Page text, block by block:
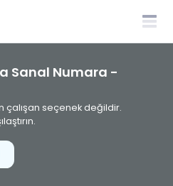
Sanal Numara -
çalışan seçenek değildir.